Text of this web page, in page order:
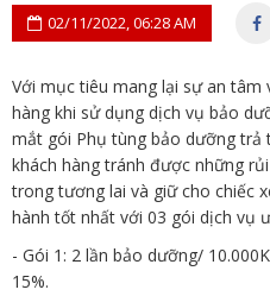
02/11/2022, 06:28 AM
Với mục tiêu mang lại sự an tâm
hàng khi sử dụng dịch vụ bảo
mắt gói Phụ tùng bảo dưỡng trả
khách hàng tránh được những
trong tương lai và giữ cho chiếc
hành tốt nhất với 03 gói dịch vụ
- Gói 1: 2 lần bảo dưỡng/
15%.